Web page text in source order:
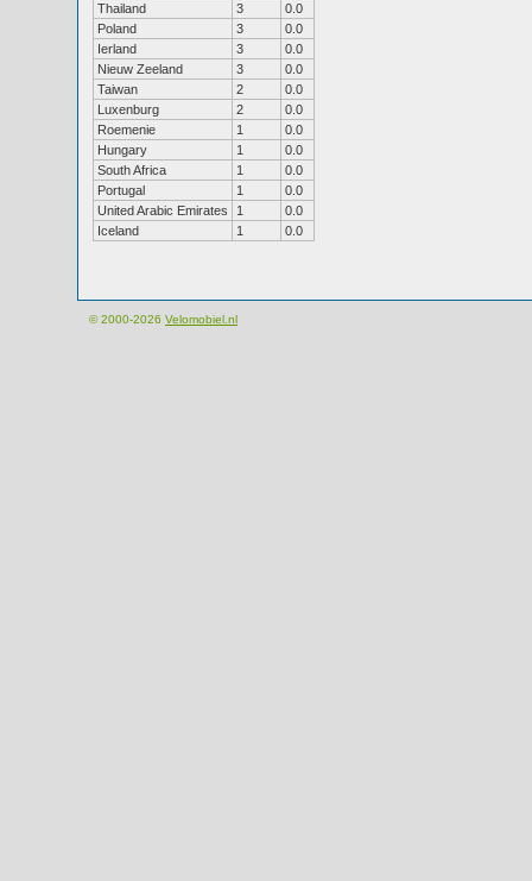
Thailand
3
0.0
Poland
3
0.0
Ierland
3
0.0
Nieuw Zeeland
3
0.0
Taiwan
2
0.0
Luxenburg
2
0.0
Roemenie
1
0.0
Hungary
1
0.0
South Africa
1
0.0
Portugal
1
0.0
United Arabic Emirates
1
0.0
Iceland
1 0.0
© 2000-2026 Velomobiel.nl